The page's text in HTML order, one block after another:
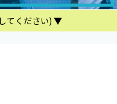
てください) ▼
会
会